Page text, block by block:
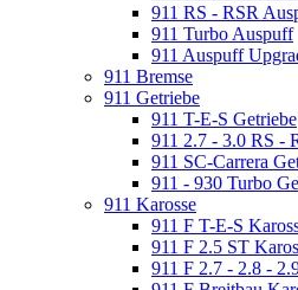
911 RS - RSR
911 Turbo Auspuff
911 Auspuff
911 Bremse
911 Getriebe
911 T-E-S Getriebe
911 2.7 - 3.0 RS -
911 SC-Carrera
911 - 930 Turbo
911 Karosse
911 F T-E-S
911 F 2.5 ST
911 F 2.7 - 2.8 -